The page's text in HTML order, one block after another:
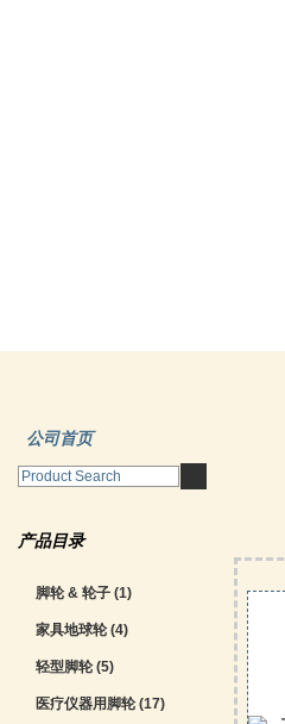
公司首页
产品目录
脚轮 & 轮子 (1)
家具地球轮(4)
轻型脚轮(5)
医疗仪器用脚轮(17)